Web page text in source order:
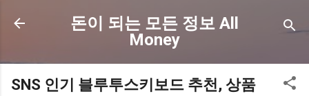
기본 콘텐츠로 건너뛰기
돈이 되는 모든 정보 All
Money
SNS 인기 블루투스키보드 추천, 상품